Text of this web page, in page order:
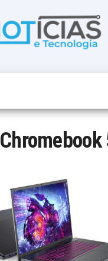
noticias de
num só lugar
Chromebook